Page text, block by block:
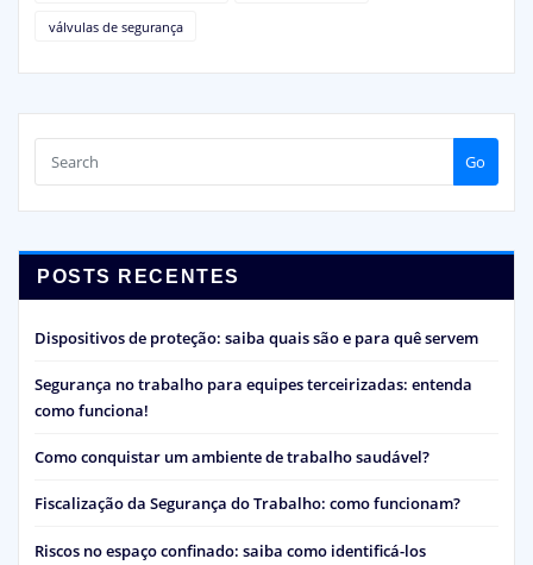
válvulas de segurança
Go
POSTS RECENTES
Dispositivos de proteção: saiba quais são e para quê servem
Segurança no trabalho para equipes terceirizadas: entenda
como funciona!
Como conquistar um ambiente de trabalho saudável?
Fiscalização da Segurança do Trabalho: como funcionam?
Riscos no espaço confinado: saiba como identificá-los